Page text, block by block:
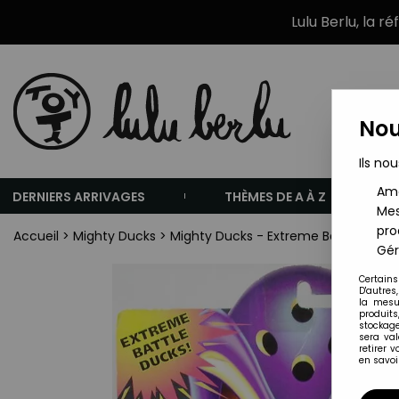
Lulu Berlu, la
DERNIERS ARRIVAGES THÈMES DE A À Z
Accueil > Mighty Ducks > Mighty Ducks - Extreme Battle
Ils
la
sera
retirer
en